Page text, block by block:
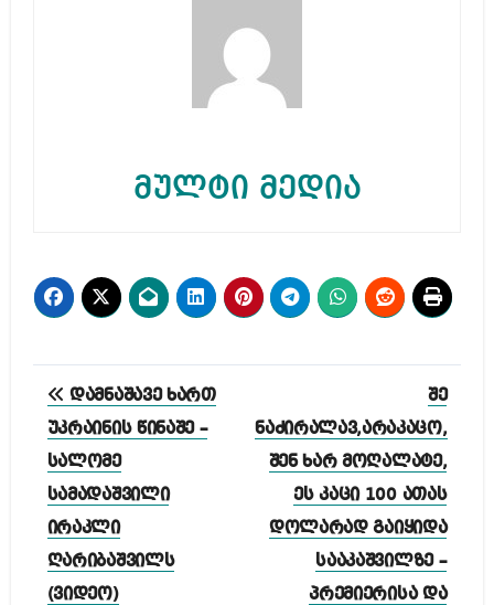
მულტი მედია
პოსტის
ნავიგაცია
დამნაშავე ხართ
უკრაინის წინაშე –
სალომე
სამადაშვილი
ირაკლი
ღარიბაშვილს
(ვიდეო)
შე
ნაძირალავ,არაკაცო,
შენ ხარ მოღალატე,
ეს კაცი 100 ათას
დოლარად გაიყიდა
სააკაშვილზე –
პრემიერისა და